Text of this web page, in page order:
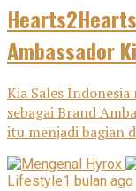
Ambassador
Kia Sales
sebagai Brand
itu menjadi bagian
Lifestyle1 bulan ago